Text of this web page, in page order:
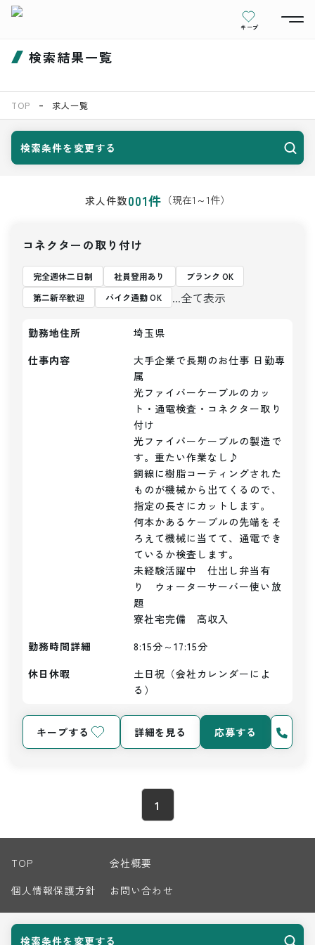
キープ
検索結果一覧
TOP 求人一覧
検索条件を変更する
検索条件を変更する
求人件数001件 （現在1 ～1件）
コネクターの取り付け
完全週休二日制 社員登用あり
ブランク OK
第二新卒歓迎
バイク通勤 OK ...全て表示
勤務地住所
埼玉県
仕事内容
大手企業で長期のお仕事 日勤専
属
光ファイバーケーブルのカッ
ト・通電検査・コネクター取り
付け
光ファイバーケーブルの製造で
す。重たい作業なし♪
銅線に樹脂コーティングされた
ものが機械から出てくるので、
指定の長さにカットします。
何本かあるケーブルの先端をそ
ろえて機械に当てて、通電でき
ているか検査します。
未経験活躍中　仕出し弁当有
り　ウォーターサーバー使い放
題
寮社宅完備　高収入
勤務時間詳細
8:15分～17:15分
休日休暇
土日祝（会社カレンダーによ
る）
キープする 詳細を見る 応募する
1
TOP
会社概要
個人情報保護方針
お問い合わせ